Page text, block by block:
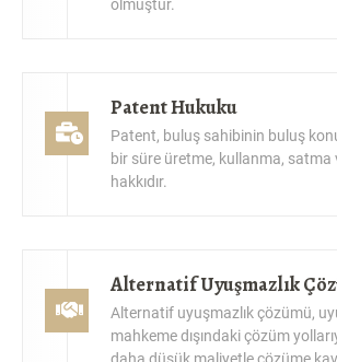
Patent, buluş sahibinin buluş
bir süre üretme, kullanma, satma
hakkıdır.
Alternatif uyuşmazlık çözümü,
mahkeme dışındaki çözüm
daha düşük maliyetle çözüme
amacıyla düzenlenmiş olup